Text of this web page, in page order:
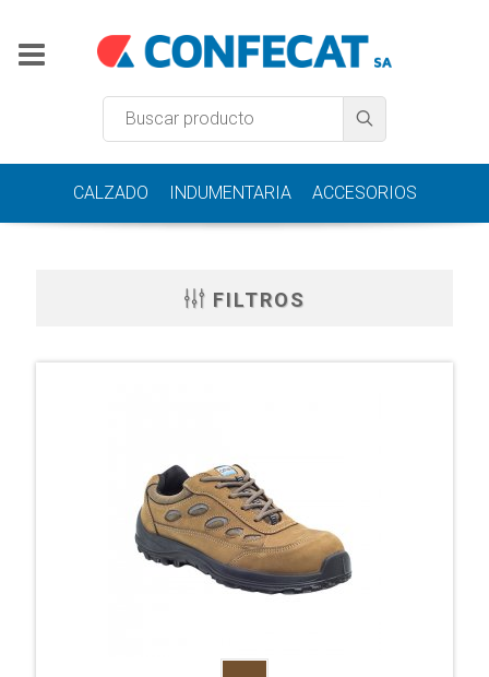
CALZADO INDUMENTARIA ACCESORIOS
FILTROS